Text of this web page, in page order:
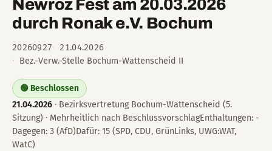
Newroz Fest am 20.03.2026
durch Ronak e.V. Bochum
20260927
21.04.2026
Bez.-Verw.-Stelle Bochum-Wattenscheid II
🟢 Beschlossen
21.04.2026 · Bezirksvertretung Bochum-Wattenscheid (5.
Sitzung) · Mehrheitlich nach BeschlussvorschlagEnthaltungen: -
Dagegen: 3 (AfD)Dafür: 15 (SPD, CDU, GrünLinks, UWG:WAT,
WatC)